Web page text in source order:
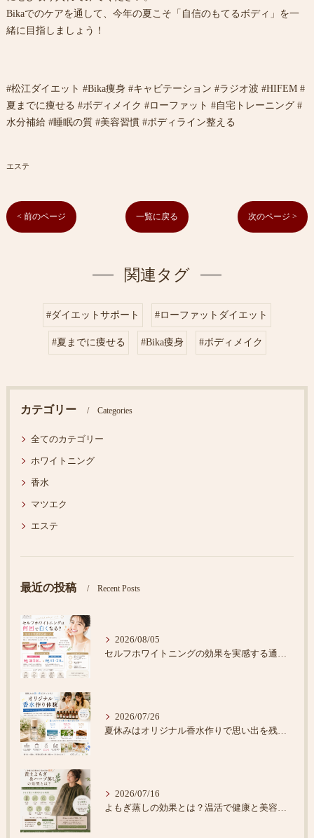
Bikaでのケアを通して、今年の夏こそ「自信のもてるボディ」を一
緒に目指しましょう！
#松江ダイエット #Bika痩身 #キャビテーション #ラジオ波 #HIFEM #
夏までに痩せる #ボディメイク #ローファット #自宅トレーニング #
水分補給 #睡眠の質 #美容習慣 #ボディライン整える
エステ
< 前のページ 一覧に戻る 次のページ >
関連タグ
#ダイエットサポート #ローファットダイエット
#夏までに痩せる #Bika痩身 #ボディメイク
カテゴリー Categories
全てのカテゴリー
ホワイトニング
香水
マツエク
エステ
最近の投稿 Recent Posts
2026/08/05
2026/07/26
夏休みはオリジナル香水作りで思い出を残そう♪
2026/07/16